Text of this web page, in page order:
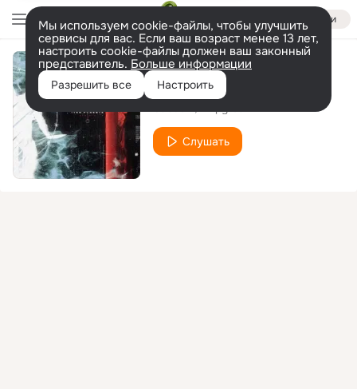
Войти
Мы используем cookie-файлы, чтобы улучшить
сервисы для вас. Если ваш возраст менее 13 лет,
настроить cookie-файлы должен ваш законный
представитель. Больше информации
Разрешить все Настроить
Слушать